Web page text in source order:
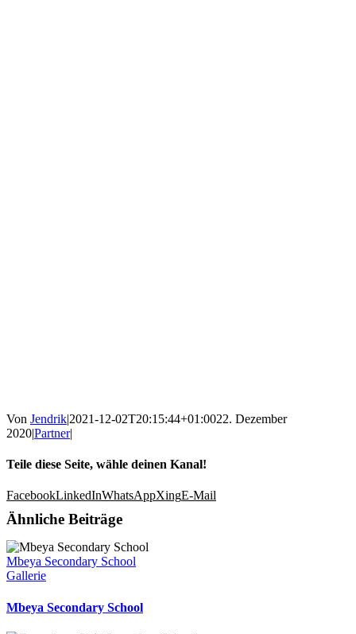
Von Jendrik|2021-12-02T20:15:44+01:0022. Dezember
2020|Partner|
Teile diese Seite, wähle deinen Kanal!
FacebookLinkedInWhatsAppXingE-Mail
Ähnliche Beiträge
Mbeya Secondary School
Gallerie
Mbeya Secondary School